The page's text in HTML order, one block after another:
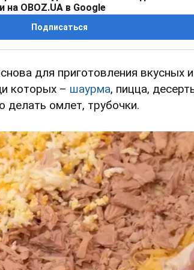
на OBOZ.UA в Google
Подписаться
для приготовления вкусных и
которых – шаурма, пицца,
делать омлет, трубочки.